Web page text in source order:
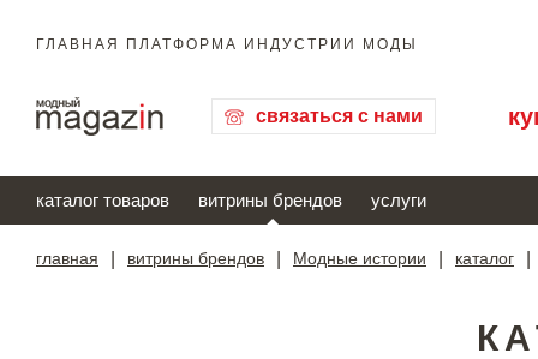
ГЛАВНАЯ ПЛАТФОРМА ИНДУСТРИИ МОДЫ
связаться с нами
каталог товаров витрины брендов услуги
главная витрины брендов Модные истории каталог